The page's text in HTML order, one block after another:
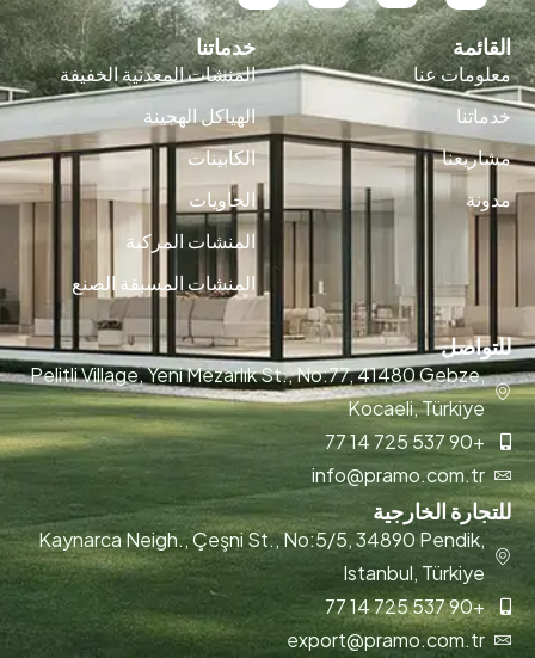
القائمة
معلومات عنا
خدماتنا
مشاريعنا
مدونة
خدماتنا
المنشات المعدنية الخفيفة
الهياكل الهجينة
الكابينات
الحاويات
المنشات المركبة
المنشات المسبقة الصنع
للتواصل
Pelitli Village, Yeni Mezarlık St., No:77, 41480 Gebze,
Kocaeli, Türkiye
+90 537 725 14 77
info@pramo.com.tr
للتجارة الخارجية
Kaynarca Neigh., Çeşni St., No:5/5, 34890 Pendik,
Istanbul, Türkiye
+90 537 725 14 77
export@pramo.com.tr